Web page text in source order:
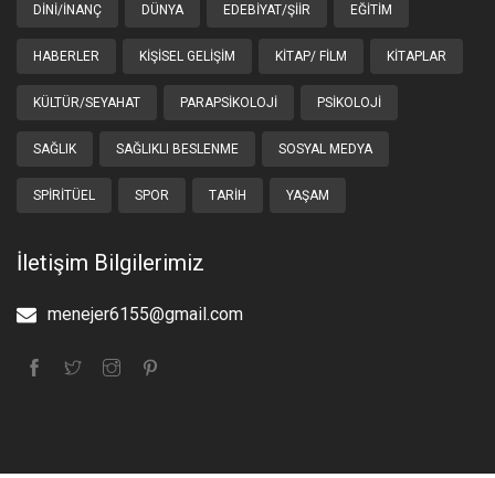
DINI/İNANÇ DÜNYA EDEBIYAT/ŞIIR EĞITIM
HABERLER KIŞISEL GELIŞIM KITAP/ FILM KITAPLAR
KÜLTÜR/SEYAHAT PARAPSIKOLOJI PSIKOLOJI
SAĞLIK SAĞLIKLI BESLENME SOSYAL MEDYA
SPIRITÜEL SPOR TARIH YAŞAM
İletişim Bilgilerimiz
menejer6155@gmail.com